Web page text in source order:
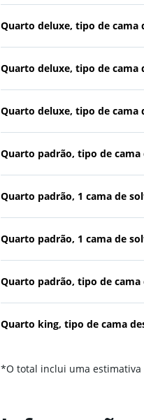
Quarto deluxe, tipo de cama
Quarto deluxe, tipo de cama
Quarto deluxe, tipo de cama
Quarto padrão, tipo de cama
Quarto padrão, 1 cama de
Quarto padrão, 1 cama de
Quarto padrão, tipo de cama
Quarto king, tipo de cama
*O total inclui uma estimativa